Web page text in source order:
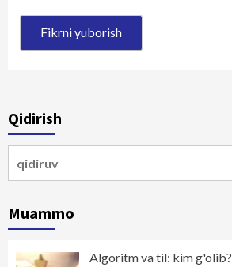
Qidirish
Muammo
Algoritm va til: kim g'olib?